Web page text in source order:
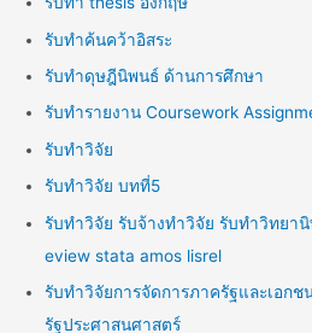
รับทำค้นคว้าอิสระ
รับทำดุษฎีนิพนธ์ ด้านการศึกษา
รับทำรายงาน Coursework
รับทำวิจัย
รับทำวิจัย บทที่5
รับทำวิจัย รับจ้างทำวิจัย รับทำวิทยา
eview stata amos lisrel
รับทำวิจัยการจัดการภาครัฐและเอกช
รัฐประศาสนศาสตร์